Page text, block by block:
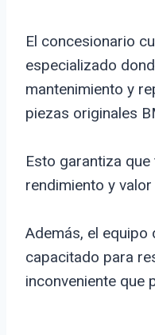
El concesionario
especializado
mantenimiento y
piezas originales
Esto garantiza
rendimiento y
Además, el equipo
capacitado para
inconveniente que